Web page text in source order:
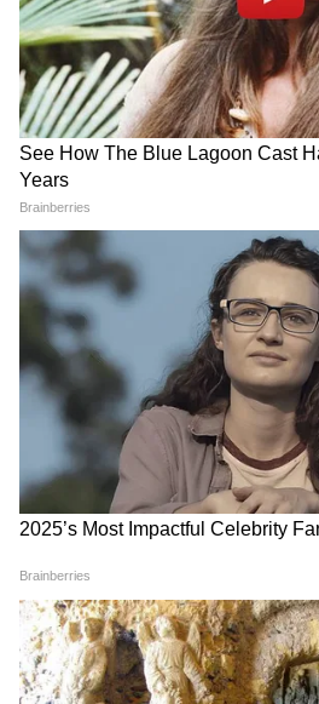
এবং ওটিপি (OTP) দিয়ে
4
6
Image Credit :Asianet News
অনলাইনে আবেদন করার
লগইন করার পর আপনার
(PMJAY) এবং জেলা
'Search By' অপশনে গিয়ে
নম্বর, রেশন কার্ড নম্বর বা নাম
আপনার বা আপনার
তা অনুসন্ধান (Search)
নাম দেখতে পেলে তার পাশে
বোতামে ক্লিক করুন। এখানে
(Aadhaar OTP), ফেস